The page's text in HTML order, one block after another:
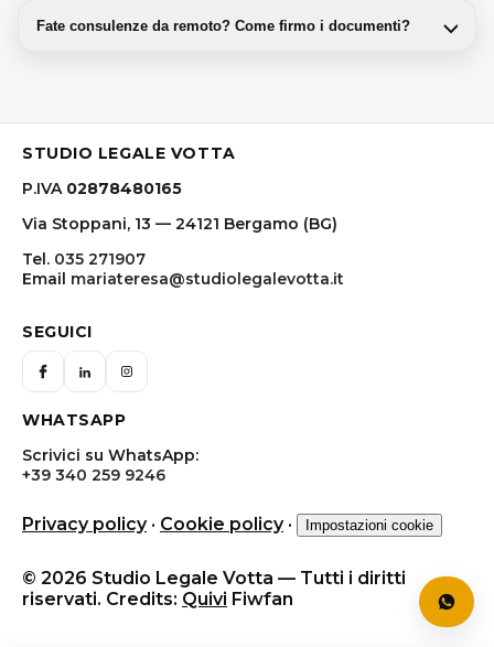
Fate consulenze da remoto? Come firmo i documenti?
STUDIO LEGALE VOTTA
P.IVA 02878480165
Via Stoppani, 13 — 24121 Bergamo (BG)
Tel. 035 271907
Email mariateresa@studiolegalevotta.it
SEGUICI
WHATSAPP
Scrivici su WhatsApp:
+39 340 259 9246
Privacy policy · Cookie policy · Impostazioni cookie
© 2026 Studio Legale Votta — Tutti i diritti
riservati. Credits: Quivi Fiwfan